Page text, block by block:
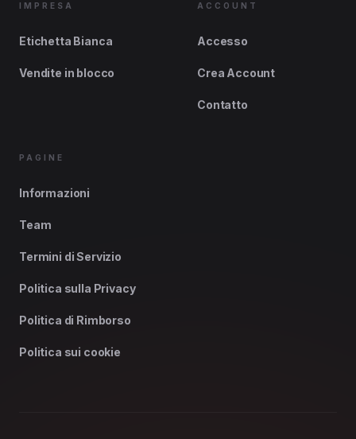
IMPRESA
Etichetta Bianca
Vendite in blocco
ACCOUNT
Accesso
Crea Account
Contatto
PAGINE
Informazioni
Team
Termini di Servizio
Politica sulla Privacy
Politica di Rimborso
Politica sui cookie